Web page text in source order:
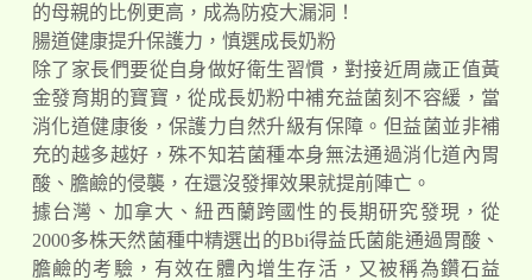
的母親的比例更高，成為防疫大漏洞！
腸道健康提升保護力，慎選成長奶粉
除了家長們要從自身做好衛生習慣，對接近周歲正值黃
金發育期的寶寶，從成長奶粉中補充益菌刻不容緩，當
消化道健康後，保護力自然升級有保障。但益菌並非補
充的越多越好，殊不知若菌種本身無法通過消化道內胃
酸、膽鹼的侵襲，在還沒發揮效果就提前陣亡。
據台灣、加拿大、紐西蘭跨國性的長期研究發現，從
2000多株天然菌種中精選出的Bbi得益氏菌能通過胃酸、
膽鹼的考驗，有效在體內增生存活，又被稱為鑽石益